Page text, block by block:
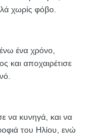
χωρίς φόβο.
ένα χρόνο,
και αποχαιρέτισε
να κυνηγά, και να
του Ηλίου, ενώ